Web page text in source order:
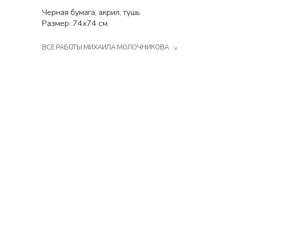
Черная бумага, акрил, тушь
Размер: 74х74 см.
ВСЕ РАБОТЫ МИХАИЛА МОЛОЧНИКОВА